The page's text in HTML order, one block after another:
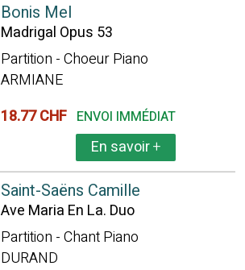
Bonis Mel
Madrigal Opus 53
Partition - Choeur Piano
ARMIANE
18.77 CHF ENVOI IMMÉDIAT
En savoir+
Saint-Saëns Camille
Ave Maria En La. Duo
Partition - Chant Piano
DURAND